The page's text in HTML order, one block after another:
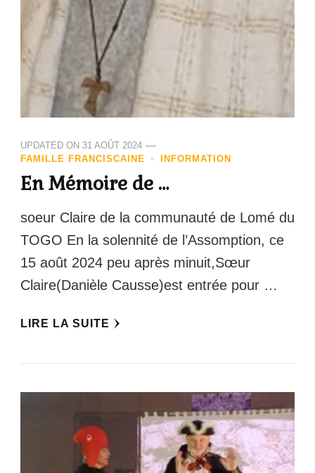
UPDATED ON 31 AOÛT 2024
FAMILLE FRANCISCAINE
INFORMATION
En Mémoire de …
soeur Claire de la communauté de Lomé du
TOGO En la solennité de l’Assomption, ce
15 août 2024 peu après minuit,Sœur
Claire(Danièle Causse)est entrée pour …
LIRE LA SUITE